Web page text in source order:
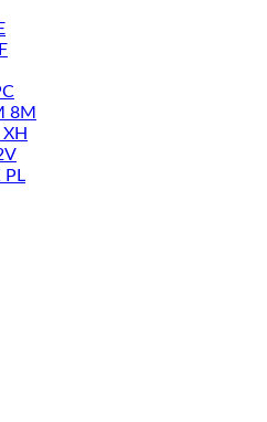
8M
PL